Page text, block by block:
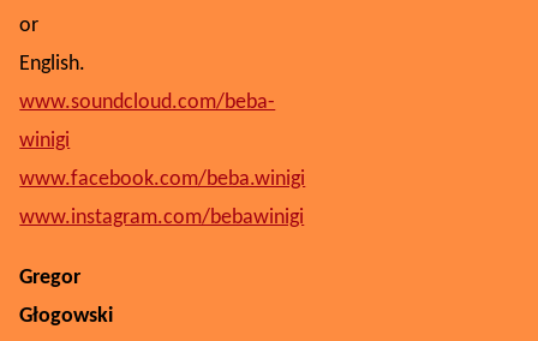
or
English.
www.soundcloud.com/beba-
winigi
www.facebook.com/beba.winigi
www.instagram.com/bebawinigi
Gregor
Głogowski